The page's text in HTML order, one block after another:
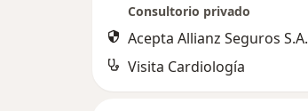
Consultorio privado
Acepta Allianz Seguros S.A.
Visita Cardiología